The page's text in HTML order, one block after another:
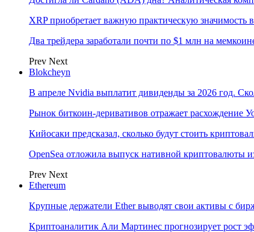
XRP приобретает важную практическую значимость
Два трейдера заработали почти по $1 млн на
Prev Next
Blokcheyn
В апреле Nvidia выплатит дивиденды за 2026 год.
Рынок биткоин-деривативов отражает расхождение
Кийосаки предсказал, сколько будут стоить
OpenSea отложила выпуск нативной криптовалюты
Prev Next
Ethereum
Крупные держатели Ether выводят свои активы с
Криптоаналитик Али Мартинес прогнозирует рост